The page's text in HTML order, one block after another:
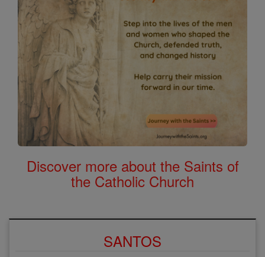
Discover more about the Saints of
the Catholic Church
SANTOS